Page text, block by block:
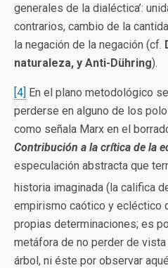
generales de la dialéctica’:
contrarios, cambio de la
la negación de la negación (cf.
naturaleza, y Anti-Dühring).
[4] En el plano metodológico
perderse en alguno de los
como señala Marx en el
Contribución a la crítica de la
especulación abstracta que
historia imaginada (la califica
empirismo caótico y ecléctico
propias determinaciones; es
metáfora de no perder de
árbol, ni éste por observar